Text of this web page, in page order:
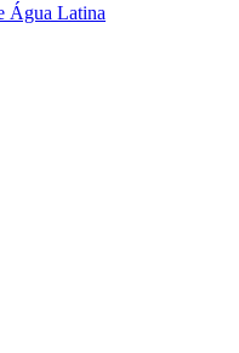
Água Latina